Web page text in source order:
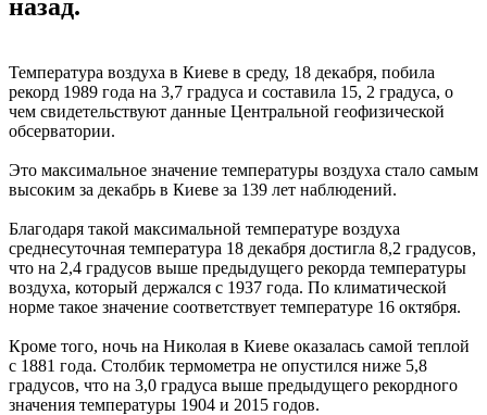
назад.
Температура воздуха в Киеве в среду, 18 декабря, побила
рекорд 1989 года на 3,7 градуса и составила 15, 2 градуса, о
чем свидетельствуют данные Центральной геофизической
обсерватории.
Это максимальное значение температуры воздуха стало самым
высоким за декабрь в Киеве за 139 лет наблюдений.
Благодаря такой максимальной температуре воздуха
среднесуточная температура 18 декабря достигла 8,2 градусов,
что на 2,4 градусов выше предыдущего рекорда температуры
воздуха, который держался с 1937 года. По климатической
норме такое значение соответствует температуре 16 октября.
Кроме того, ночь на Николая в Киеве оказалась самой теплой
с 1881 года. Столбик термометра не опустился ниже 5,8
градусов, что на 3,0 градуса выше предыдущего рекордного
значения температуры 1904 и 2015 годов.